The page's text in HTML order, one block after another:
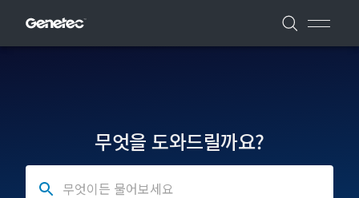
무엇을 도와드릴까요?
무엇이든 물어보세요